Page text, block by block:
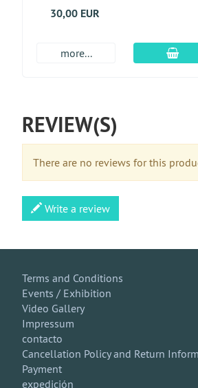
30,00 EUR
more... En
REVIEW(S)
There are no reviews for this
Write a review
Terms and Conditions
Events / Exhibition
Video Gallery
Impressum
contacto
Cancellation Policy and Return
Payment
expedición